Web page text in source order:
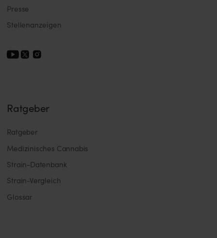
Presse
Stellenanzeigen
Ratgeber
Ratgeber
Medizinisches Cannabis
Strain-Datenbank
Strain-Vergleich
Glossar